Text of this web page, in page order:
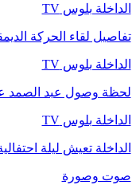
الداخلة بلوس TV
تفاصيل لقاء الحركة
الداخلة بلوس TV
لحظة وصول عبد الصمد
الداخلة بلوس TV
الداخلة تعيش ليلة
صوت وصورة